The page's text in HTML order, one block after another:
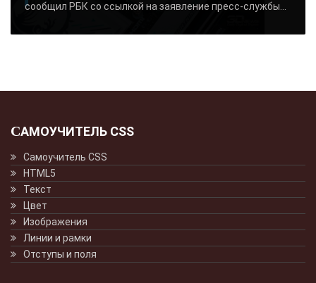
сообщил РБК со ссылкой на заявление пресс-службы...
САМОУЧИТЕЛЬ CSS
Самоучитель CSS
HTML5
Текст
Цвет
Изображения
Линии и рамки
Отступы и поля